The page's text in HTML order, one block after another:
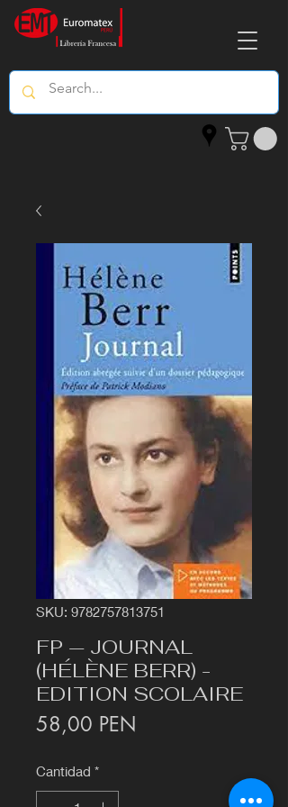
SKU: 9782757813751
FP — JOURNAL
(HÉLÈNE BERR) -
EDITION SCOLAIRE
58,00 PEN
Cantidad *